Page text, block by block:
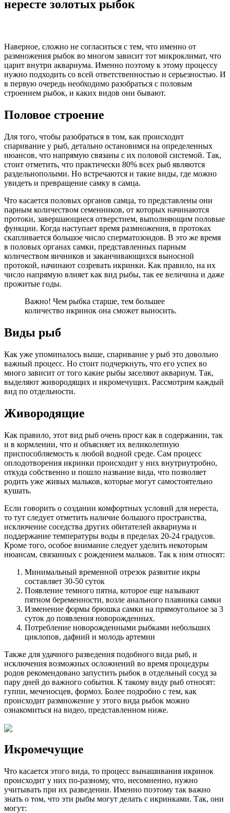
нересте золотых рыбок
Наверное, сложно не согласиться с тем, что именно от
размножения рыбок во многом зависит тот микроклимат, что
царит внутри аквариума. Именно поэтому к этому процессу
нужно подходить со всей ответственностью и серьезностью. И
в первую очередь необходимо разобраться с половым
строением рыбок, и каких видов они бывают.
Половое строение
Для того, чтобы разобраться в том, как происходит
спаривание у рыб, детально остановимся на определенных
нюансов, что напрямую связаны с их половой системой. Так,
стоит отметить, что практически 80% всех рыб являются
раздельнополыми. Но встречаются и такие виды, где можно
увидеть и превращение самку в самца.
Что касается половых органов самца, то представлены они
парным количеством семенников, от которых начинаются
протоки, завершающиеся отверстием, выполняющим половые
функции. Когда наступает время размножения, в протоках
скапливается большое число сперматозоидов. В это же время
в половых органах самки, представленных парным
количеством яичников и заканчивающихся выносной
протокой, начинают созревать икринки. Как правило, на их
число напрямую влияет как вид рыбы, так ее величина и даже
прожитые годы.
Важно! Чем рыбка старше, тем большее
количество икринок она сможет выносить.
Виды рыб
Как уже упоминалось выше, спаривание у рыб это довольно
важный процесс. Но стоит подчеркнуть, что его успех во
много зависит от того какие рыбы заселяют аквариум. Так,
выделяют живородящих и икромечущих. Рассмотрим каждый
вид по отдельности.
Живородящие
Как правило, этот вид рыб очень прост как в содержании, так
и в кормлении, что и объясняет их великолепную
приспособляемость к любой водной среде. Сам процесс
оплодотворения икринки происходит у них внутриутробно,
откуда собственно и пошло название вида, что позволяет
родить уже живых мальков, которые могут самостоятельно
кушать.
Если говорить о создании комфортных условий для нереста,
то тут следует отметить наличие большого пространства,
исключение соседства других обитателей аквариума и
поддержание температуры воды в пределах 20-24 градусов.
Кроме того, особое внимание следует уделить некоторым
нюансам, связанных с рождением мальков. Так к ним относят:
Минимальный временной отрезок развитие икры
составляет 30-50 суток
Появление темного пятна, которое еще называют
пятном беременности, возле анального плавника самки
Изменение формы брюшка самки на прямоугольное за 3
суток до появления новорожденных.
Потребление новорожденными рыбками небольших
циклопов, дафний и молодь артемии
Также для удачного разведения подобного вида рыб, и
исключения возможных осложнений во время процедуры
родов рекомендовано запустить рыбок в отдельный сосуд за
пару дней до важного события. К такому виду рыб относят:
гуппи, меченосцев, формоз. Более подробно с тем, как
происходит размножение у этого вида рыбок можно
ознакомиться на видео, представленном ниже.
Икромечущие
Что касается этого вида, то процесс вынашивания икринок
происходит у них по-разному, что, несомненно, нужно
учитывать при их разведении. Именно поэтому так важно
знать о том, что эти рыбы могут делать с икринками. Так, они
могут: